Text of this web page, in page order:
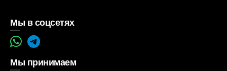
Мы в соцсетях
Мы принимаем